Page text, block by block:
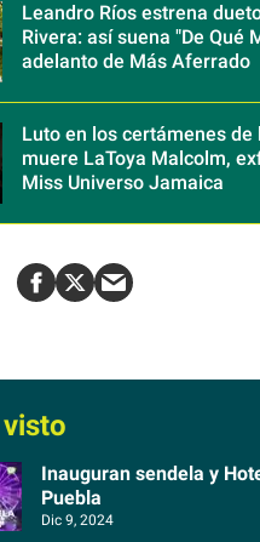
Leandro Ríos estrena
Rivera: así suena "De Qué
adelanto de Más Aferrado
Luto en los certámenes de
muere LaToya Malcolm,
Miss Universo Jamaica
Inauguran sendela y
Puebla
Dic 9, 2024